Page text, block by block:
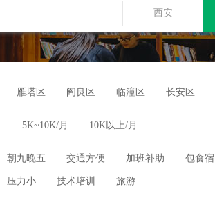
西安
雁塔区 阎良区 临潼区 长安区
5K~10K/月 10K以上/月
朝九晚五 交通方便 加班补助 包食宿
压力小 技术培训 旅游